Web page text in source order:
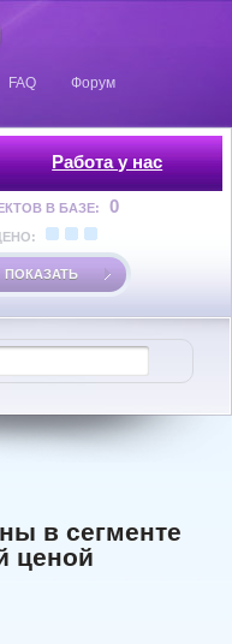
FAQ Форум
Работа у нас
В БАЗЕ: 0
ПОКАЗАТЬ
в сегменте
ценой